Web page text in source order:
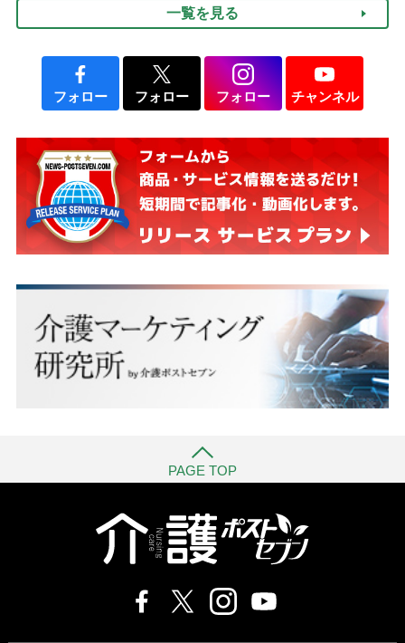
一覧を見る
フォロー フォロー フォロー チャンネル
PAGE TOP